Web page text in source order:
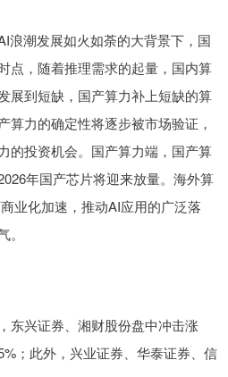
潮发展如火如荼的大背景下，国
点，随着推理需求的起量，国内算
展到短缺，国产算力补上短缺的算
算力的确定性将逐步被市场验证，
的投资机会。国产算力端，国产算
年国产芯片将迎来放量。海外算
业化加速，推动AI应用的广泛落
兴证券、湘财股份盘中冲击涨
；此外，兴业证券、华泰证券、信